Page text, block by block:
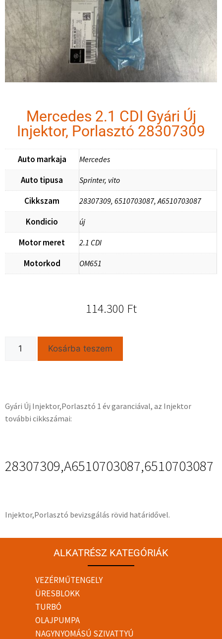
Mercedes 2.1 CDI Gyári Új
Injektor, Porlasztó 28307309
Auto markaja Mercedes
Auto tipusa Sprinter, vito
Cikkszam 28307309, 6510703087, A6510703087
Kondicio új
Motor meret 2.1 CDI
Motorkod OM651
114.300 Ft
Kosárba teszem
Gyári Új Injektor,Porlasztó 1 év garanciával, az Injektor
további cikkszámai:
28307309,A6510703087,6510703087
Injektor,Porlasztó bevizsgálás rövid határidővel.
ALKATRÉSZ KATEGÓRIÁK
VEZÉRMŰTENGELY
ÜRESBLOKK
TURBÓ
OLAJPUMPA
NAGYNYOMÁSÚ SZIVATTYÚ